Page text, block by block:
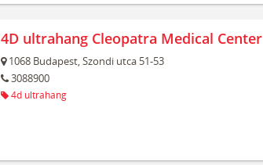
4D ultrahang Cleopatra Medical Center
1068 Budapest,Szondi utca 51-53
3088900
4d ultrahang